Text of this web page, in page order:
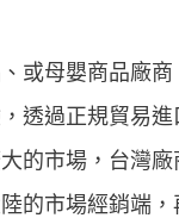
或母嬰商品廠
透過正規貿易
的市場，台灣
的市場經銷端